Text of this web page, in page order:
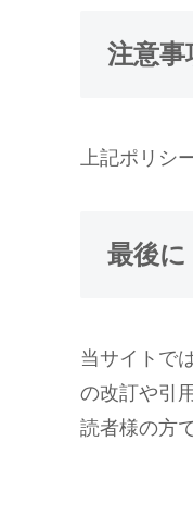
注意事
上記ポリシ
最後に
当サイトで
の改訂や引
読者様の方